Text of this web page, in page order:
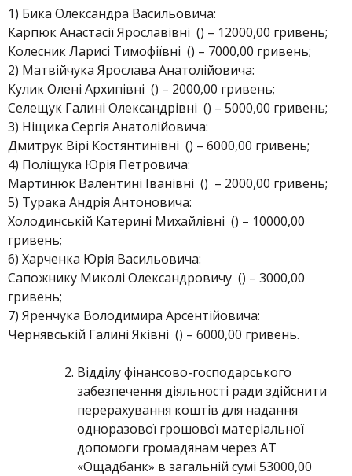
1) Бика Олександра Васильовича:
Карпюк Анастасії Ярославівні () – 12000,00 гривень;
Колесник Ларисі Тимофіївні () – 7000,00 гривень;
2) Матвійчука Ярослава Анатолійовича:
Кулик Олені Архипівні () – 2000,00 гривень;
Селещук Галині Олександрівні () – 5000,00 гривень;
3) Ніщика Сергія Анатолійовича:
Дмитрук Вірі Костянтинівні () – 6000,00 гривень;
4) Поліщука Юрія Петровича:
Мартинюк Валентині Іванівні () – 2000,00 гривень;
5) Турака Андрія Антоновича:
Холодинській Катерині Михайлівні () – 10000,00
гривень;
6) Харченка Юрія Васильовича:
Сапожнику Миколі Олександровичу () – 3000,00
гривень;
7) Яренчука Володимира Арсентійовича:
Чернявській Галині Яківні () – 6000,00 гривень.
Відділу фінансово-господарського
забезпечення діяльності ради здійснити
перерахування коштів для надання
одноразової грошової матеріальної
допомоги громадянам через АТ
«Ощадбанк» в загальній сумі 53000,00